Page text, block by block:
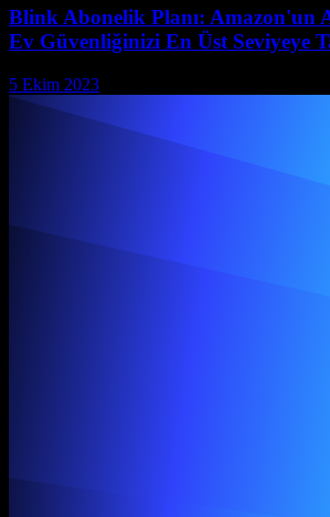
Blink Abonelik Planı: Amazon'un
Ev Güvenliğinizi En Üst Seviyeye
5 Ekim 2023